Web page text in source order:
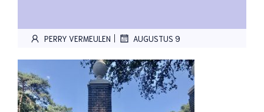
PERRY VERMEULEN | AUGUSTUS 9